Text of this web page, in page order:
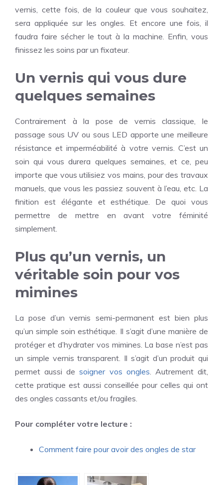
vernis, cette fois, de la couleur que vous souhaitez,
sera appliquée sur les ongles. Et encore une fois, il
faudra faire sécher le tout à la machine. Enfin, vous
finissez les soins par un fixateur.
Un vernis qui vous dure
quelques semaines
Contrairement à la pose de vernis classique, le
passage sous UV ou sous LED apporte une meilleure
résistance et imperméabilité à votre vernis. C’est un
soin qui vous durera quelques semaines, et ce, peu
importe que vous utilisiez vos mains, pour des travaux
manuels, que vous les passiez souvent à l’eau, etc. La
finition est élégante et esthétique. De quoi vous
permettre de mettre en avant votre féminité
simplement.
Plus qu’un vernis, un
véritable soin pour vos
mimines
La pose d’un vernis semi-permanent est bien plus
qu’un simple soin esthétique. Il s’agit d’une manière de
protéger et d’hydrater vos mimines. La base n’est pas
un simple vernis transparent. Il s’agit d’un produit qui
permet aussi desoigner vos ongles . Autrement dit,
cette pratique est aussi conseillée pour celles qui ont
des ongles cassants et/ou fragiles.
Pour compléter votre lecture :
Comment faire pour avoir des ongles de star